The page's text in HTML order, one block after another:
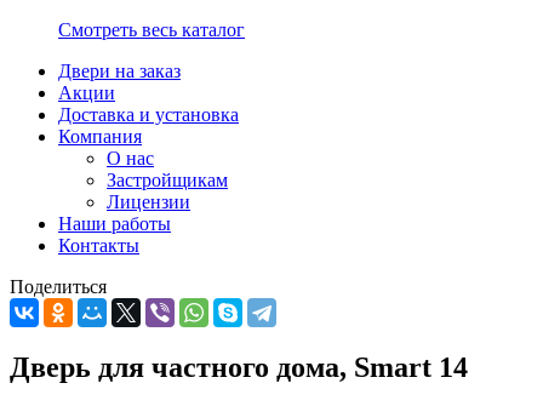
Смотреть весь каталог
Двери на заказ
Акции
Доставка и установка
Компания
О нас
Застройщикам
Лицензии
Наши работы
Контакты
Поделиться
Дверь для частного дома, Smart 14